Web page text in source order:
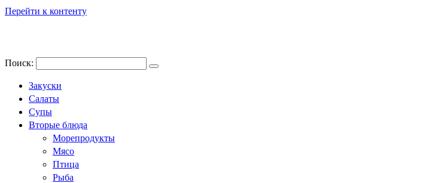
Перейти к контенту
Поиск:
Закуски
Салаты
Супы
Вторые блюда
Морепродукты
Мясо
Птица
Рыба